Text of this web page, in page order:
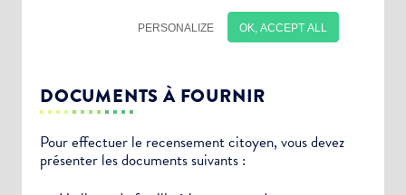
DOCUMENTS À FOURNIR
Pour effectuer le recensement citoyen, vous devez
présenter les documents suivants :
Choisissez votre abonnement :